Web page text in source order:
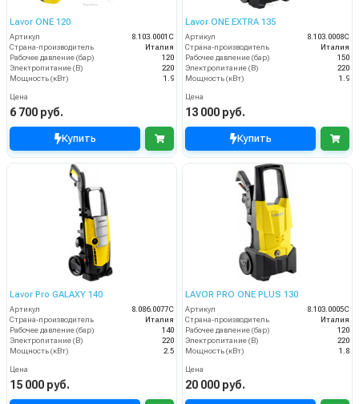
Lavor ONE 120
Артикул
8.103.0001C
Страна-производитель
Италия
Рабочее давление (бар)
120
Электропитание (В)
220
Мощность (кВт)
1.9
Цена
6 700 руб.
Купить
Lavor ONE EXTRA 135
Артикул
8.103.0008C
Страна-производитель
Италия
Рабочее давление (бар)
150
Электропитание (В)
220
Мощность (кВт)
1.9
Цена
13 000 руб.
Купить
Lavor Pro GALAXY 140
Артикул
8.086.0077C
Страна-производитель
Италия
Рабочее давление (бар)
140
Электропитание (В)
220
Мощность (кВт)
2.5
Цена
15 000 руб.
LAVOR PRO ONE PLUS 130
Артикул
8.103.0005C
Страна-производитель
Италия
Рабочее давление (бар)
120
Электропитание (В)
220
Мощность (кВт)
1.8
Цена
20 000 руб.